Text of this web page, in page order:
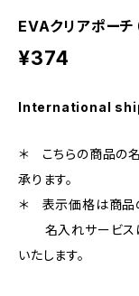
EVAクリアポーチ
¥374
International
＊ こちらの商品の
承ります。
＊ 表示価格は商品
名入れサービス
いたします。